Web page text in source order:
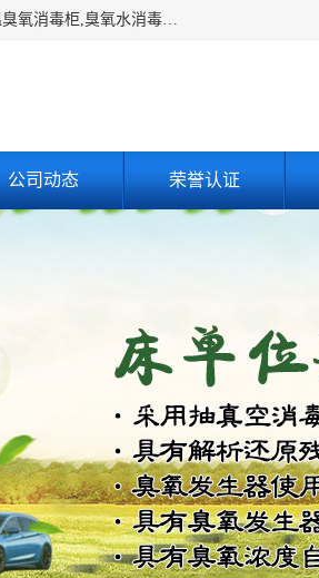
主营:医用空气消毒机，臭氧消空气毒机,循环风紫外线空气消毒机,臭氧发生器,低温烘干臭氧消毒柜,常温臭氧消毒柜,臭氧水消毒机,管道容器臭氧消毒机,内置式臭氧消毒机,外置式臭氧消毒机,床单位臭氧消毒器。医用工作服灭菌柜，医用拖鞋消毒柜,麻醉机内管路消毒机，呼吸机回路消毒机
公司动态 荣誉认证